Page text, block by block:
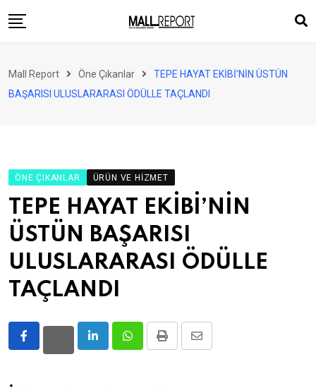
to
Perakende
Ürün ve Hizmet
Enerji
Haber
Gündem
Atamalar
Mall Report Öne Çıkanlar
TEPE HAYAT EKİBİ’NİN ÜSTÜN
BAŞARISI ULUSLARARASI ÖDÜLLE TAÇLANDI
ÖNE ÇIKANLAR ÜRÜN VE HIZMET
TEPE HAYAT EKİBİ’NİN
ÜSTÜN BAŞARISI
ULUSLARARASI ÖDÜLLE
TAÇLANDI
LinkedInWhatsappPrint
Share